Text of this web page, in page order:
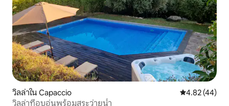
วิลล่าใน Capaccio คะแนนเฉลี่ย
4.82 (44)
วิลล่าที่อบอุ่นพร้อมสระว่ายน้ำ